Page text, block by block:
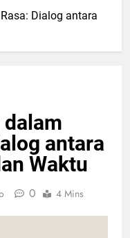
Dialog antara
antara
Waktu
0 4 Mins